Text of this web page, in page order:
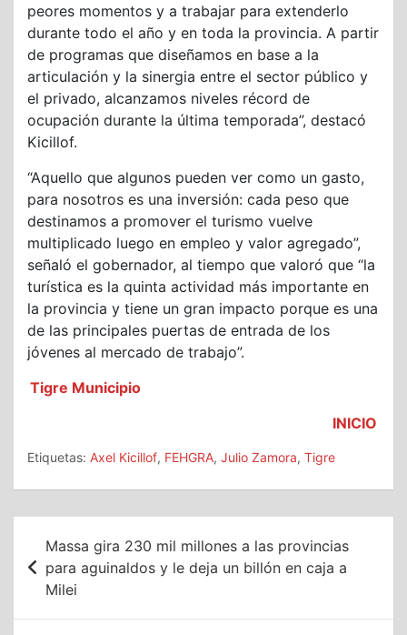
peores momentos y a trabajar para extenderlo
durante todo el año y en toda la provincia. A partir
de programas que diseñamos en base a la
articulación y la sinergia entre el sector público y
el privado, alcanzamos niveles récord de
ocupación durante la última temporada”, destacó
Kicillof.
“Aquello que algunos pueden ver como un gasto,
para nosotros es una inversión: cada peso que
destinamos a promover el turismo vuelve
multiplicado luego en empleo y valor agregado”,
señaló el gobernador, al tiempo que valoró que “la
turística es la quinta actividad más importante en
la provincia y tiene un gran impacto porque es una
de las principales puertas de entrada de los
jóvenes al mercado de trabajo”.
Tigre Municipio
INICIO
Etiquetas: Axel Kicillof, FEHGRA, Julio Zamora, Tigre
Navegación
de
entradas
Massa gira 230 mil millones a las provincias
para aguinaldos y le deja un billón en caja a
Milei